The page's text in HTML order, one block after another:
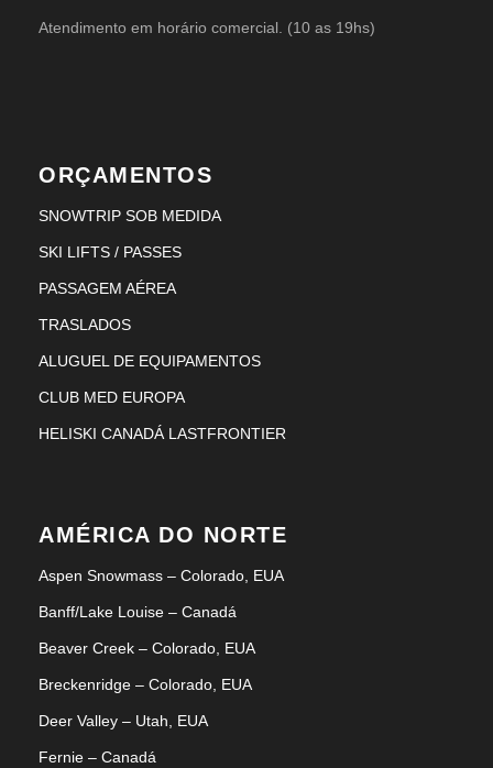
Atendimento em horário comercial. (10 as 19hs)
ORÇAMENTOS
SNOWTRIP SOB MEDIDA
SKI LIFTS / PASSES
PASSAGEM AÉREA
TRASLADOS
ALUGUEL DE EQUIPAMENTOS
CLUB MED EUROPA
HELISKI CANADÁ LASTFRONTIER
AMÉRICA DO NORTE
Aspen Snowmass – Colorado, EUA
Banff/Lake Louise – Canadá
Beaver Creek – Colorado, EUA
Breckenridge – Colorado, EUA
Deer Valley – Utah, EUA
Fernie – Canadá